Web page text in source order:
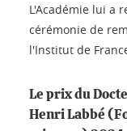
L'Académie lui a
cérémonie de
l'Institut de
Le prix du
Henri Labbé